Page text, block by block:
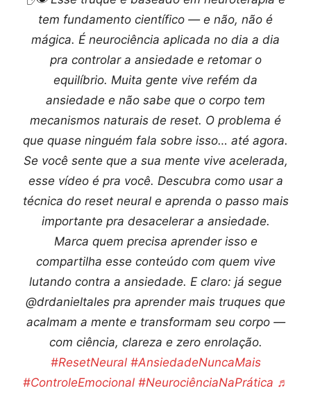
tem fundamento científico — e não, não é
mágica. É neurociência aplicada no dia a dia
pra controlar a ansiedade e retomar o
equilíbrio. Muita gente vive refém da
ansiedade e não sabe que o corpo tem
mecanismos naturais de reset. O problema é
que quase ninguém fala sobre isso… até agora.
Se você sente que a sua mente vive acelerada,
esse vídeo é pra você. Descubra como usar a
técnica do reset neural e aprenda o passo mais
importante pra desacelerar a ansiedade.
Marca quem precisa aprender isso e
compartilha esse conteúdo com quem vive
lutando contra a ansiedade. E claro: já segue
@drdanieltales pra aprender mais truques que
acalmam a mente e transformam seu corpo —
com ciência, clareza e zero enrolação.
#ResetNeural #AnsiedadeNuncaMais
#ControleEmocional #NeurociênciaNaPrática ♬